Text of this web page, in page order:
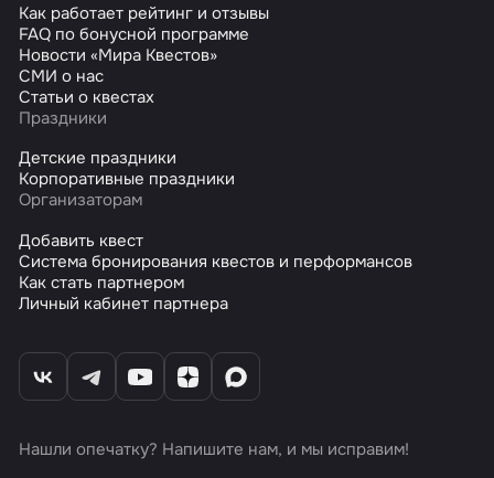
Как работает рейтинг и отзывы
FAQ по бонусной программе
Новости «Мира Квестов»
СМИ о нас
Статьи о квестах
Праздники
Детские праздники
Корпоративные праздники
Организаторам
Добавить квест
Система бронирования квестов и перформансов
Как стать партнером
Личный кабинет партнера
Нашли опечатку? Напишите нам, и мы исправим!